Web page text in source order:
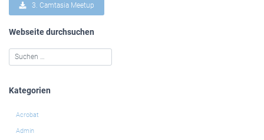
3. Camtasia Meetup
Webseite durchsuchen
Kategorien
Acrobat
Admin